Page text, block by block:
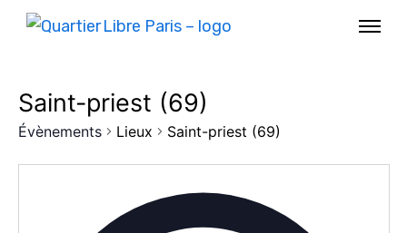
Saint-priest (69)
Évènements Lieux Saint-priest (69)